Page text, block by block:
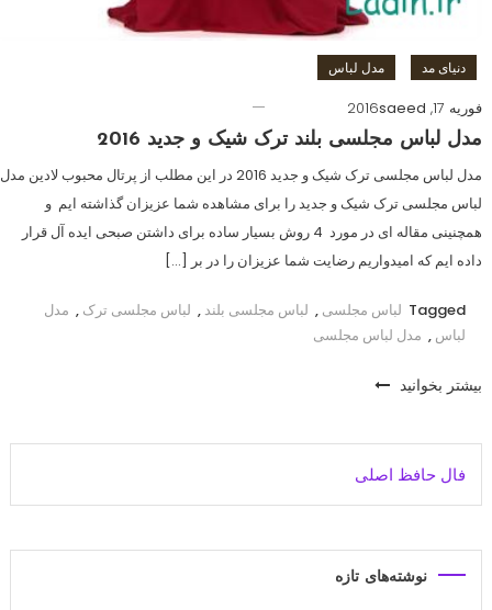
دنیای مد مدل لباس
فوریه 17, 2016
saeed
مدل لباس مجلسی بلند ترک شیک و جدید 2016
مدل لباس مجلسی ترک شیک و جدید 2016 در این مطلب از پرتال محبوب لادین مدل
لباس مجلسی ترک شیک و جدید را برای مشاهده شما عزیزان گذاشته ایم و
همچنینی مقاله ای در مورد 4 روش بسیار ساده برای داشتن صبحی ایده آل قرار
داده ایم که امیدواریم رضایت شما عزیزان را در بر […]
Tagged لباس مجلسی , لباس مجلسی بلند , لباس مجلسی ترک , مدل
لباس , مدل لباس مجلسی
بیشتر بخوانید
فال حافظ اصلی
نوشته‌های تازه